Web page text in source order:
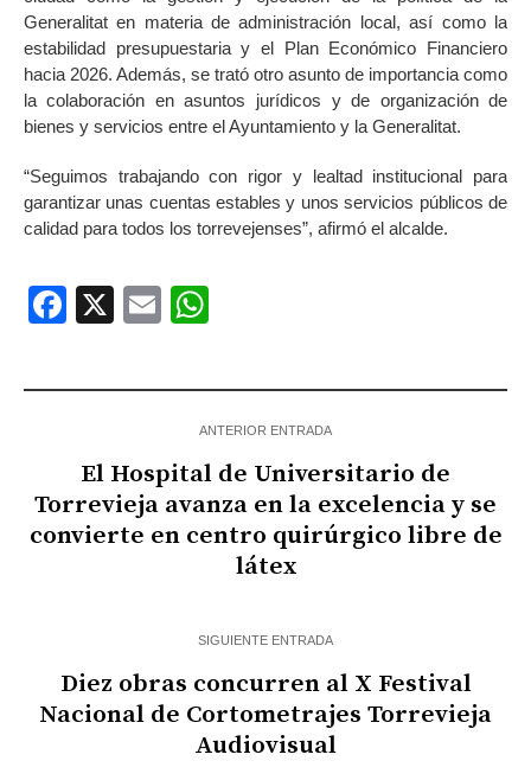
Generalitat en materia de administración local, así como la
estabilidad presupuestaria y el Plan Económico Financiero
hacia 2026. Además, se trató otro asunto de importancia como
la colaboración en asuntos jurídicos y de organización de
bienes y servicios entre el Ayuntamiento y la Generalitat.
“Seguimos trabajando con rigor y lealtad institucional para
garantizar unas cuentas estables y unos servicios públicos de
calidad para todos los torrevejenses”, afirmó el alcalde.
Facebook
X Email
ANTERIOR ENTRADA
El Hospital de Universitario de
Torrevieja avanza en la excelencia y se
convierte en centro quirúrgico libre de
látex
SIGUIENTE ENTRADA
Diez obras concurren al X Festival
Nacional de Cortometrajes Torrevieja
Audiovisual